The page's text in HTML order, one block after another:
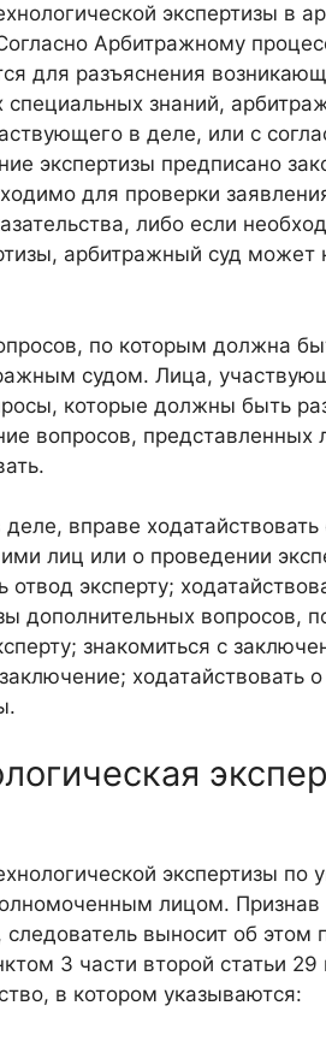
экспертизы в
Арбитражному
для разъяснения
знаний,
в деле, или с
экспертизы предписано
для проверки
либо если
арбитражный суд может
по которым должна
судом. Лица,
которые должны быть
вопросов,
вправе ходатайствовать
лиц или о проведении
отвод эксперту;
дополнительных вопросов,
знакомиться с
ходатайствовать
экспертизы по
лицом.
следователь выносит об этом
3 части второй статьи
в котором указываются: